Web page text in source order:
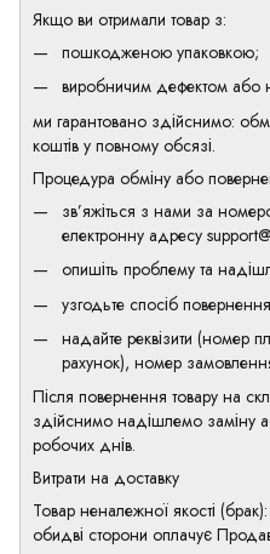
Якщо ви отримали товар з:
пошкодженою упаковкою;
виробничим дефектом або
ми гарантовано здійснимо:
коштів у повному обсязі.
Процедура обміну або
зв’яжіться з нами за
електронну адресу
опишіть проблему та
узгодьте спосіб
надайте реквізити (номер
рахунок), номер
Після повернення товару на
здійснимо надішлемо заміну
робочих днів.
Витрати на доставку
Товар неналежної якості
обидві сторони оплачує